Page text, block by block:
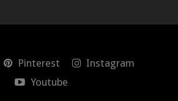
Pinterest
Instagram
Youtube